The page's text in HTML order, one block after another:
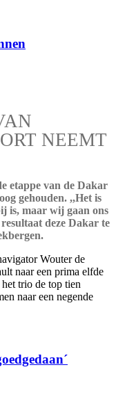
NEEMT
etappe van de Dakar
gehouden. ,,Het is
is, maar wij gaan ons
deze Dakar te
Wouter de
naar een prima elfde
trio de top tien
naar een negende